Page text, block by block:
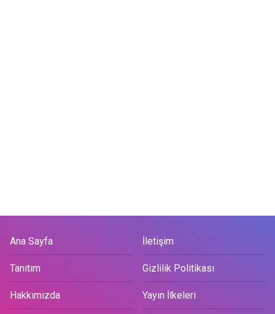
Ana Sayfa İletişim
Tanıtım Gizlilik Politikası
Hakkımızda Yayın İlkeleri